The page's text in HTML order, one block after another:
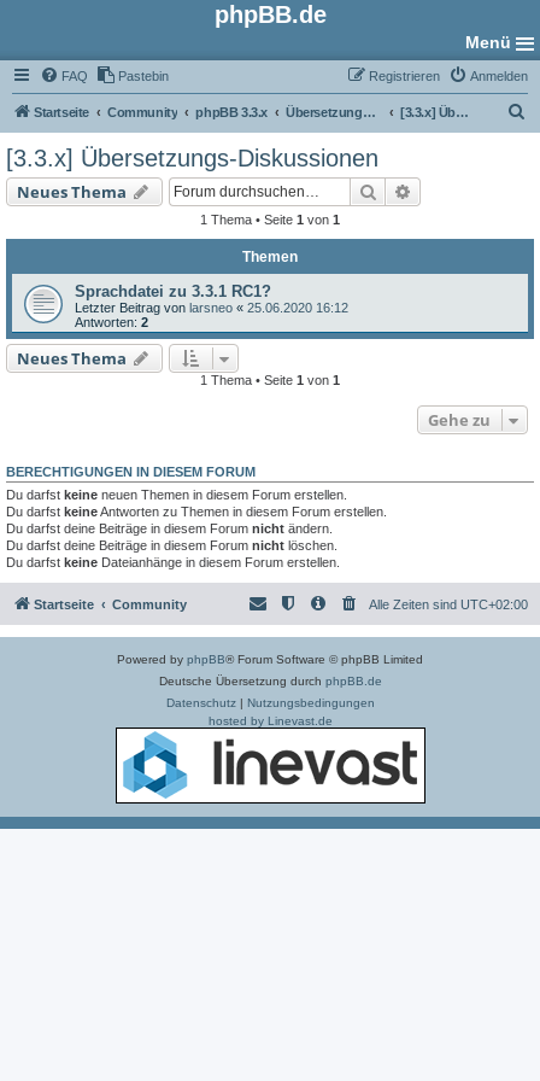
phpBB.de
Menü
FAQ Pastebin Anmelden
Registrieren
Startseite Community phpBB 3.3.x Übersetzungs-Foren [3.3.x] Übersetzungs-Diskussionen
[3.3.x] Übersetzungs-Diskussionen
Neues Thema Suche
1 Thema • Seite 1 von 1
Themen
Sprachdatei zu 3.3.1 RC1?
Letzter Beitrag von larsneo « 25.06.2020 16:12
Antworten: 2
Neues Thema
1 Thema • Seite 1 von 1
Gehe zu
BERECHTIGUNGEN IN DIESEM FORUM
Du darfst keine neuen Themen in diesem Forum erstellen.
Du darfst keineAntworten zu Themen in diesem Forum erstellen.
Du darfst deine Beiträge in diesem Forum nicht ändern.
Du darfst deine Beiträge in diesem Forum nicht löschen.
Du darfst keine Dateianhänge in diesem Forum erstellen.
Startseite Community Alle Zeiten sind UTC+02:00
Powered by phpBB® Forum Software © phpBB Limited
Deutsche Übersetzung durch phpBB.de
Datenschutz| Nutzungsbedingungen
hosted by Linevast.de